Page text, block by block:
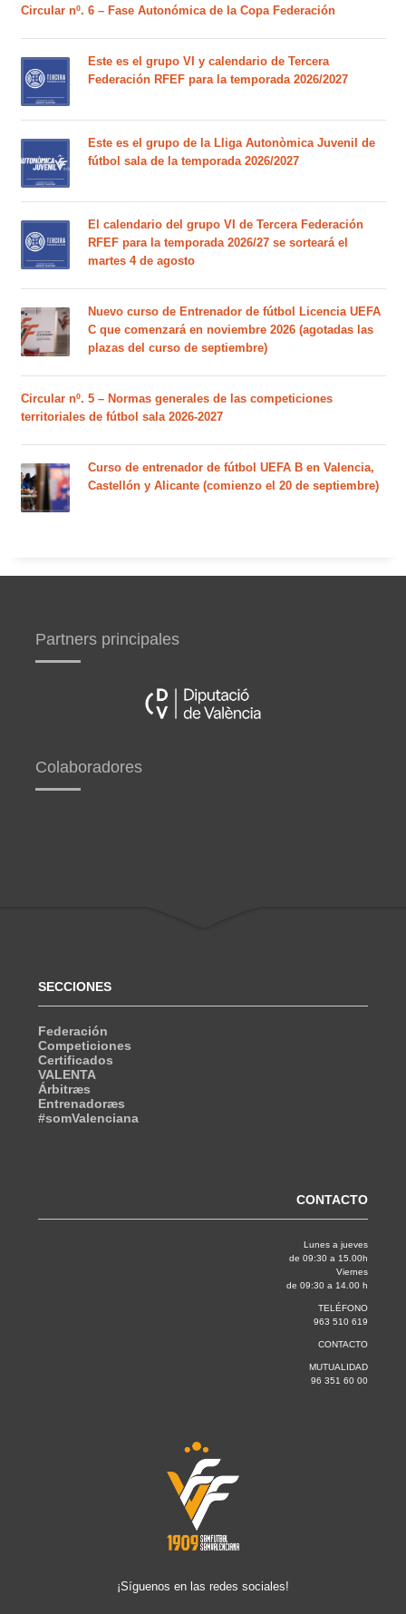
Circular nº. 6 – Fase Autonómica de la Copa Federación
Este es el grupo VI y calendario de Tercera
Federación RFEF para la temporada 2026/2027
Este es el grupo de la Lliga Autonòmica Juvenil de
fútbol sala de la temporada 2026/2027
El calendario del grupo VI de Tercera Federación
RFEF para la temporada 2026/27 se sorteará el
martes 4 de agosto
Nuevo curso de Entrenador de fútbol Licencia UEFA
C que comenzará en noviembre 2026 (agotadas las
plazas del curso de septiembre)
Circular nº. 5 – Normas generales de las competiciones
territoriales de fútbol sala 2026-2027
Curso de entrenador de fútbol UEFA B en Valencia,
Castellón y Alicante (comienzo el 20 de septiembre)
Partners principales
Colaboradores
SECCIONES
Federación
Competiciones
Certificados
VALENTA
Árbitræs
Entrenadoræs
#somValenciana
CONTACTO
Lunes a jueves
de 09:30 a 15.00h
Viernes
de 09:30 a 14.00 h
TELÉFONO
963 510 619
CONTACTO
MUTUALIDAD
96 351 60 00
¡Síguenos en las redes sociales!